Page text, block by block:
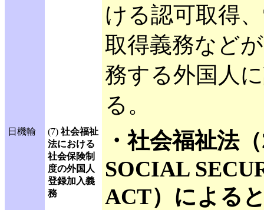
ける認可取得
取得義務など
務する外国人
る。
日機輸 (7) 社会福祉
法における
社会保険制
度の外国人
登録加入義
務
・社会福祉法
SOCIAL
ACT）による